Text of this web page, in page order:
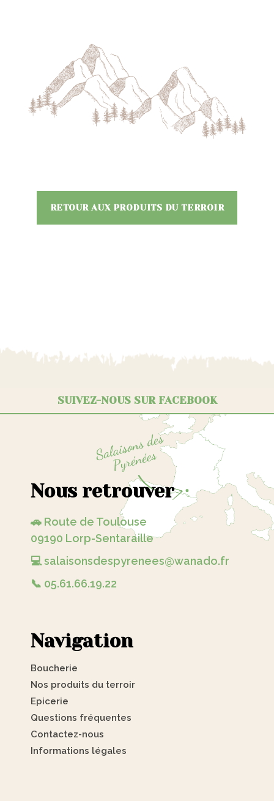
RETOUR AUX PRODUITS DU TERROIR
SUIVEZ-NOUS SUR FACEBOOK
Nous retrouver
🚗 Route de Toulouse
09190 Lorp-Sentaraille
💻 salaisonsdespyrenees@wanado.fr
📞 05.61.66.19.22
Navigation
Boucherie
Nos produits du terroir
Epicerie
Questions fréquentes
Contactez-nous
Informations légales